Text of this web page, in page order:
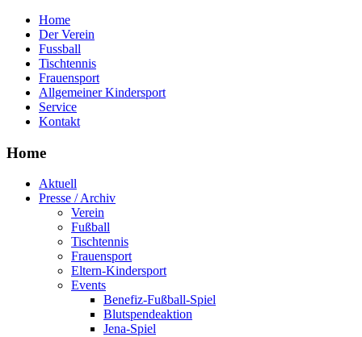
Home
Der Verein
Fussball
Tischtennis
Frauensport
Allgemeiner Kindersport
Service
Kontakt
Home
Aktuell
Presse / Archiv
Verein
Fußball
Tischtennis
Frauensport
Eltern-Kindersport
Events
Benefiz-Fußball-Spiel
Blutspendeaktion
Jena-Spiel